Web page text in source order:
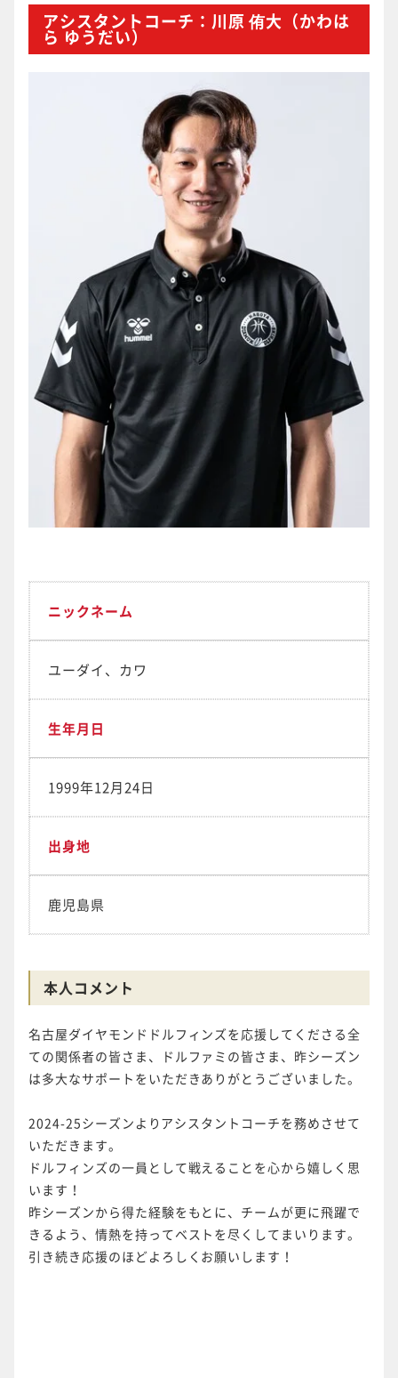
アシスタントコーチ：川原 侑大（かわは
ら ゆうだい）
ニックネーム
ユーダイ、カワ
生年月日
1999年12月24日
出身地
鹿児島県
本人コメント
名古屋ダイヤモンドドルフィンズを応援してくださる全
ての関係者の皆さま、ドルファミの皆さま、昨シーズン
は多大なサポートをいただきありがとうございました。
2024-25シーズンよりアシスタントコーチを務めさせて
いただきます。
ドルフィンズの一員として戦えることを心から嬉しく思
います！
昨シーズンから得た経験をもとに、チームが更に飛躍で
きるよう、情熱を持ってベストを尽くしてまいります。
引き続き応援のほどよろしくお願いします！